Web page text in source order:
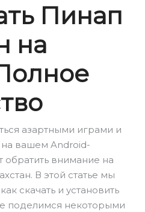
Пинап
на
азартными играми и
вашем Android-
обратить внимание на
В этой статье мы
скачать и установить
поделимся некоторыми